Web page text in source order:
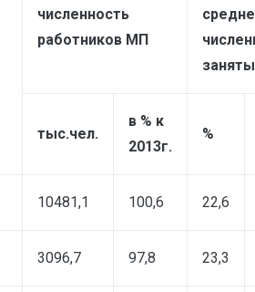
численность
работников МП
тыс.чел.
в % к
2013г.
%
10481,1 100,6 22,6
3096,7 97,8 23,3